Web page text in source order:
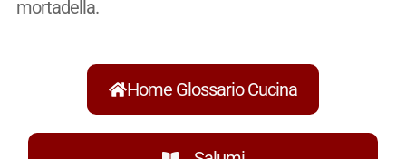
mortadella.
Home Glossario Cucina